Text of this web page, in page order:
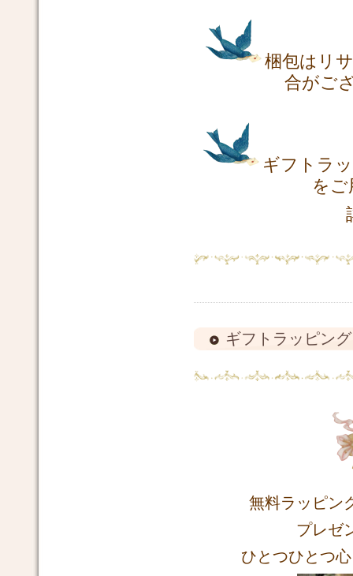
梱包はリ
合がご
ギフトラ
を
詳
ギフトラッピング
無料ラッピン
プレゼ
ひとつひとつ